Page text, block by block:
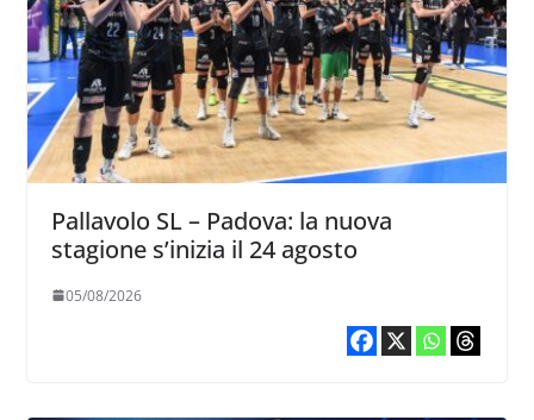
Pallavolo SL – Padova: la nuova
stagione s’inizia il 24 agosto
05/08/2026